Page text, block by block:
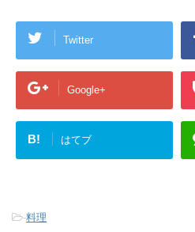
Twitter
Google+
B! はてブ
-料理